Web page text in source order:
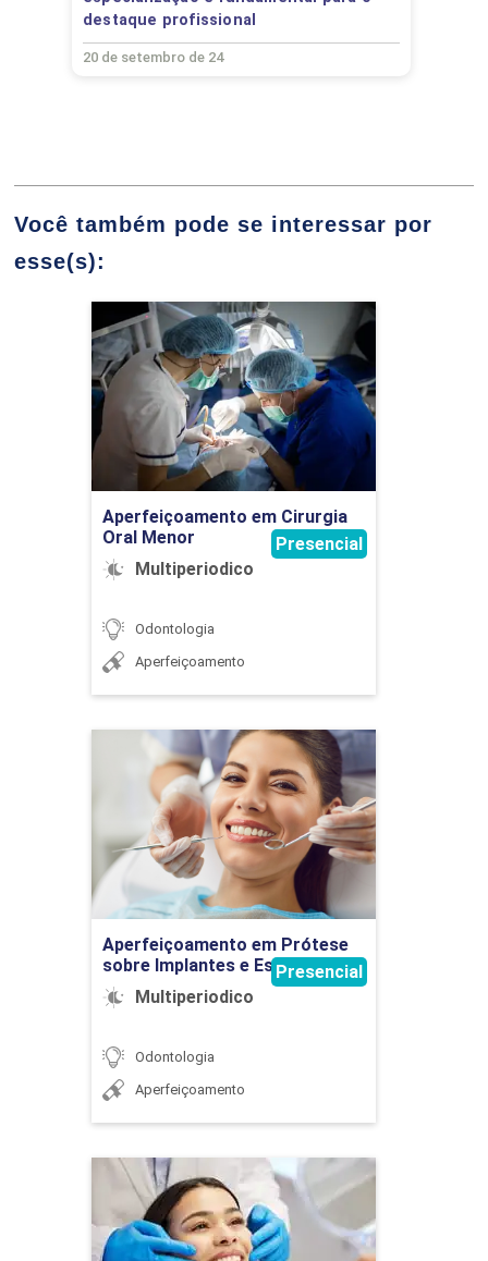
ENDODONTIA CLÍNICA I
44
ENDODONTIA CLÍNICA II
120
ENDODONTIA CLÍNICA III
144
ENDODONTIA CLÍNICA IV
144
destaque profissional
20 de setembro de 24
Você também pode se interessar por
esse(s):
Aperfeiçoamento em Cirurgia
Oral Menor
Multiperiodico
Presencial
Odontologia
Aperfeiçoamento
Aperfeiçoamento em
Cirurgia Oral Menor
Detalhes do curso
Ir para Inscrição
Aperfeiçoamento em Prótese
sobre Implantes e Estética
Multiperiodico
Presencial
Odontologia
Aperfeiçoamento
Aperfeiçoamento em
Prótese sobre Implantes e
Estética
Detalhes do curso
Aperfeiçoamento em
Reabilitação Oral
Detalhes do curso